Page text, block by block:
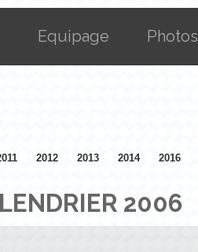
Equipage Photos
2012 2013 2014 2016
2006